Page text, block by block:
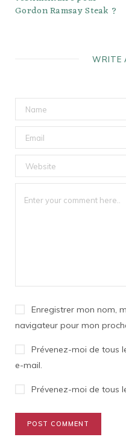
Gordon Ramsay Steak ?
WRITE
Enregistrer mon nom,
navigateur pour mon
Prévenez-moi de tous
e-mail.
Prévenez-moi de tous